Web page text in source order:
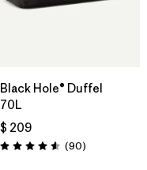
Black Hole® Duffel
70L
$ 209
Valoración: 4.6 / 5
(90Comentarios
)